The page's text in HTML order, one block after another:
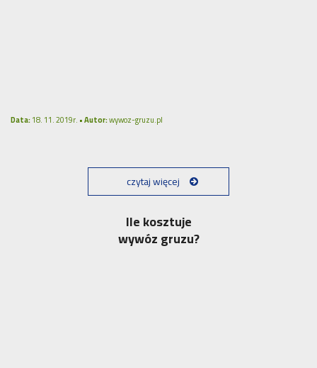
Data:18. 11. 2019r. •Autor:wywoz-gruzu.pl
czytaj więcej
Ile kosztuje
wywóz gruzu?